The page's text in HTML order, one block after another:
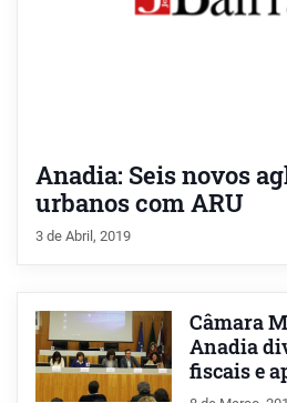
Anadia: Seis novos
urbanos com ARU
3 de Abril, 2019
Câmara
Anadia
fiscais e